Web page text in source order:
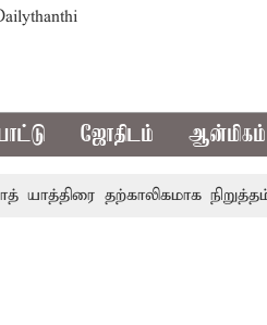
ஜோதிடம் ஆன்மிகம்
தற்காலிகமாக நிறுத்தம்